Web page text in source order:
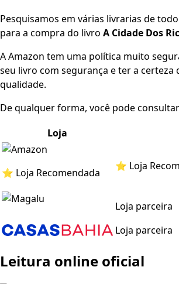
Pesquisamos em várias livrarias de
para a compra do livro A Cidade Dos
A Amazon tem uma política muito
seu livro com segurança e ter a
qualidade.
De qualquer forma, você pode
Loja
⭐ Loja Recomendada
⭐ Loja
Loja parceira
Loja parceira
Leitura online oficial